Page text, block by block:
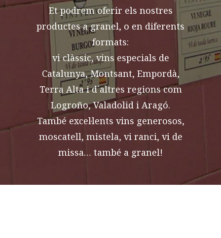
Et podrem oferir els nostres
productes a granel, o en diferents
formats:
vi clàssic, vins especials de
Catalunya, Montsant, Empordà,
Terra Alta i d´altres regions com
Logroño, Valadolid i Aragó.
També excel·lents vins generosos,
moscatell, mistela, vi ranci, vi de
missa… també a granel!